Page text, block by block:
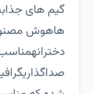
گیم های
هاهوش